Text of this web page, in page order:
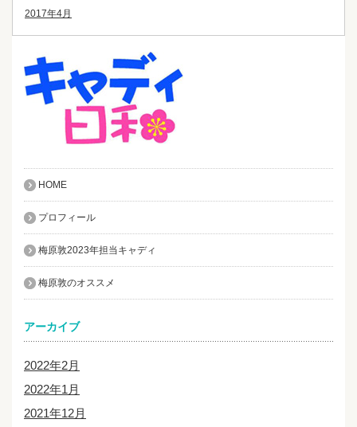
2017年4月
HOME
プロフィール
梅原敦2023年担当キャディ
梅原敦のオススメ
アーカイブ
2022年2月
2022年1月
2021年12月